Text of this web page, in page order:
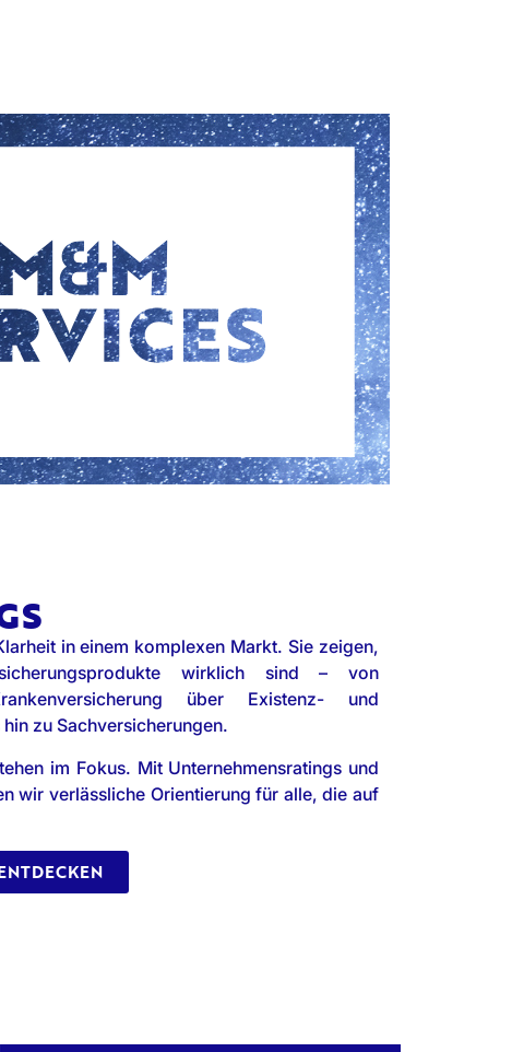
in einem komplexen Markt. Sie zeigen,
wirklich sind – von
über Existenz- und
zu Sachversicherungen.
im Fokus. Mit Unternehmensratings und
wir verlässliche Orientierung für alle, die auf